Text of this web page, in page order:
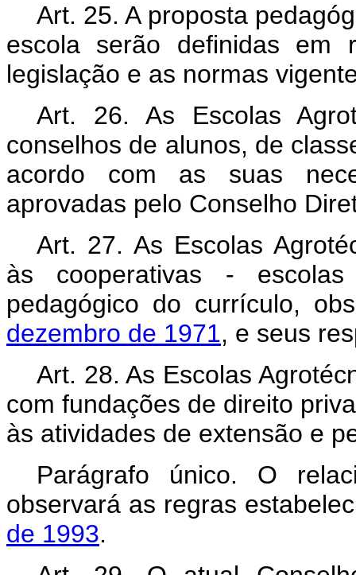
Art. 25. A proposta
escola serão definidas em
legislação e as normas
Art. 26. As Escolas
conselhos de alunos, de
acordo com as suas
aprovadas pelo Conselho
Art. 27. As Escolas
às cooperativas -
pedagógico do currículo,
dezembro de 1971, e seus
Art. 28. As Escolas
com fundações de direito
às atividades de extensão e
Parágrafo único. O
observará as regras
de 1993.